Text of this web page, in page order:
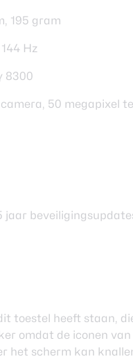
195 gram
Hz
8300
50 megapixel
jaar
toestel heeft staan,
omdat de iconen
het scherm kan